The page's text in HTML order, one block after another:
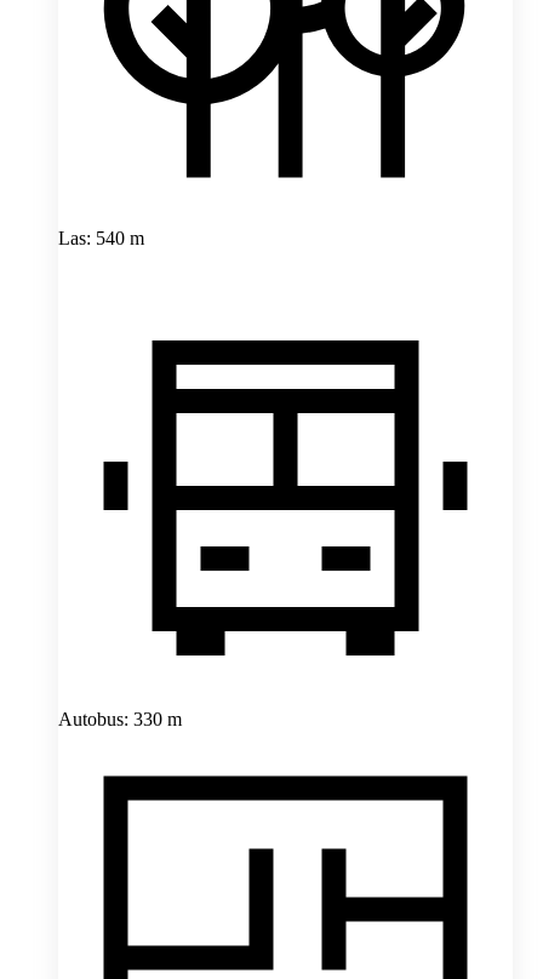
Las: 540 m
Autobus: 330 m